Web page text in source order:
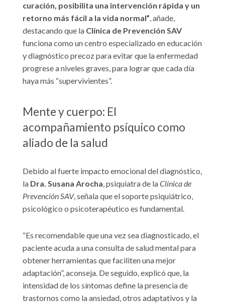
curación, posibilita una intervención rápida y un
retorno más fácil a la vida normal”, añade,
destacando que la Clínica de Prevención SAV
funciona como un centro especializado en educación
y diagnóstico precoz para evitar que la enfermedad
progrese a niveles graves, para lograr que cada día
haya más “supervivientes”.
Mente y cuerpo: El
acompañamiento psíquico como
aliado de la salud
Debido al fuerte impacto emocional del diagnóstico,
la Dra. Susana Arocha, psiquiatra de laClínica de
Prevención SAV, señala que el soporte psiquiátrico,
psicológico o psicoterapéutico es fundamental.
“Es recomendable que una vez sea diagnosticado, el
paciente acuda a una consulta de salud mental para
obtener herramientas que faciliten una mejor
adaptación”, aconseja. De seguido, explicó que, la
intensidad de los síntomas define la presencia de
trastornos como la ansiedad, otros adaptativos y la